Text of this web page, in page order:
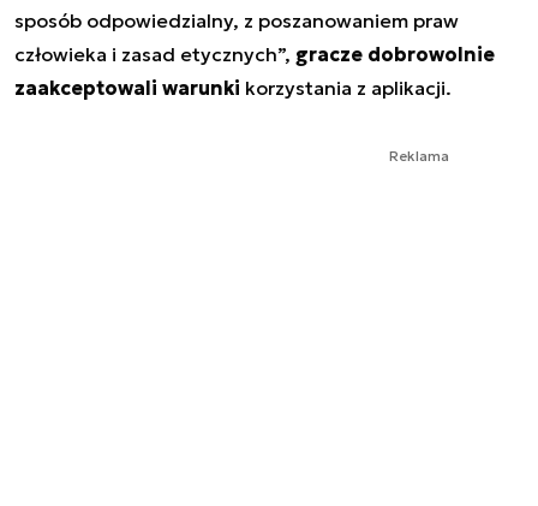
sposób odpowiedzialny, z poszanowaniem praw
człowieka i zasad etycznych”, gracze dobrowolnie
zaakceptowali warunki korzystania z aplikacji.
Reklama